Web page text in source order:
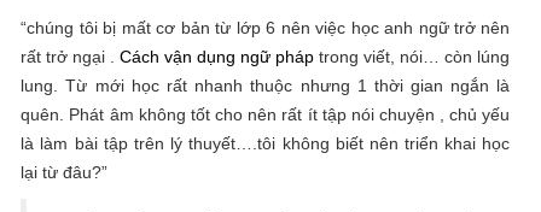
“chúng tôi bị mất cơ bản từ lớp 6 nên việc học anh ngữ trở nên
rất trở ngại .Cách vận dụng ngữ pháp trong viết, nói… còn lúng
lung. Từ mới học rất nhanh thuộc nhưng 1 thời gian ngắn là
quên. Phát âm không tốt cho nên rất ít tập nói chuyện , chủ yếu
là làm bài tập trên lý thuyết….tôi không biết nên triển khai học
lại từ đâu?”